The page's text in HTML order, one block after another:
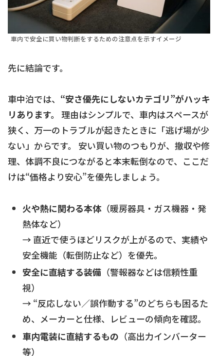
車内で安全に買い物判断をするための注意点を示すイメージ
先に結論です。
車中泊では、 “安さ優先にしないカテゴリ”がハッキ
リあります。 理由はシンプルで、車内はスペースが
狭く、万一のトラブルが起きたときに「逃げ場が少
ない」からです。 安い買い物のつもりが、撤収や修
理、体調不良につながると本末転倒なので、ここだ
けは“価格より安心”を優先しましょう。
火や熱に関わる本体（暖房器具・ガス機器・発
熱体など）
→ 直近で使うほどリスクが上がるので、実績や
安全機能（転倒防止など）を優先。
安全に直結する装備（警報器などは信頼性重
視）
→ “反応しない／誤作動する”のどちらも困るた
め、メーカーと仕様、レビューの傾向を確認。
車内電装に直結するもの （高出力インバーター
等）